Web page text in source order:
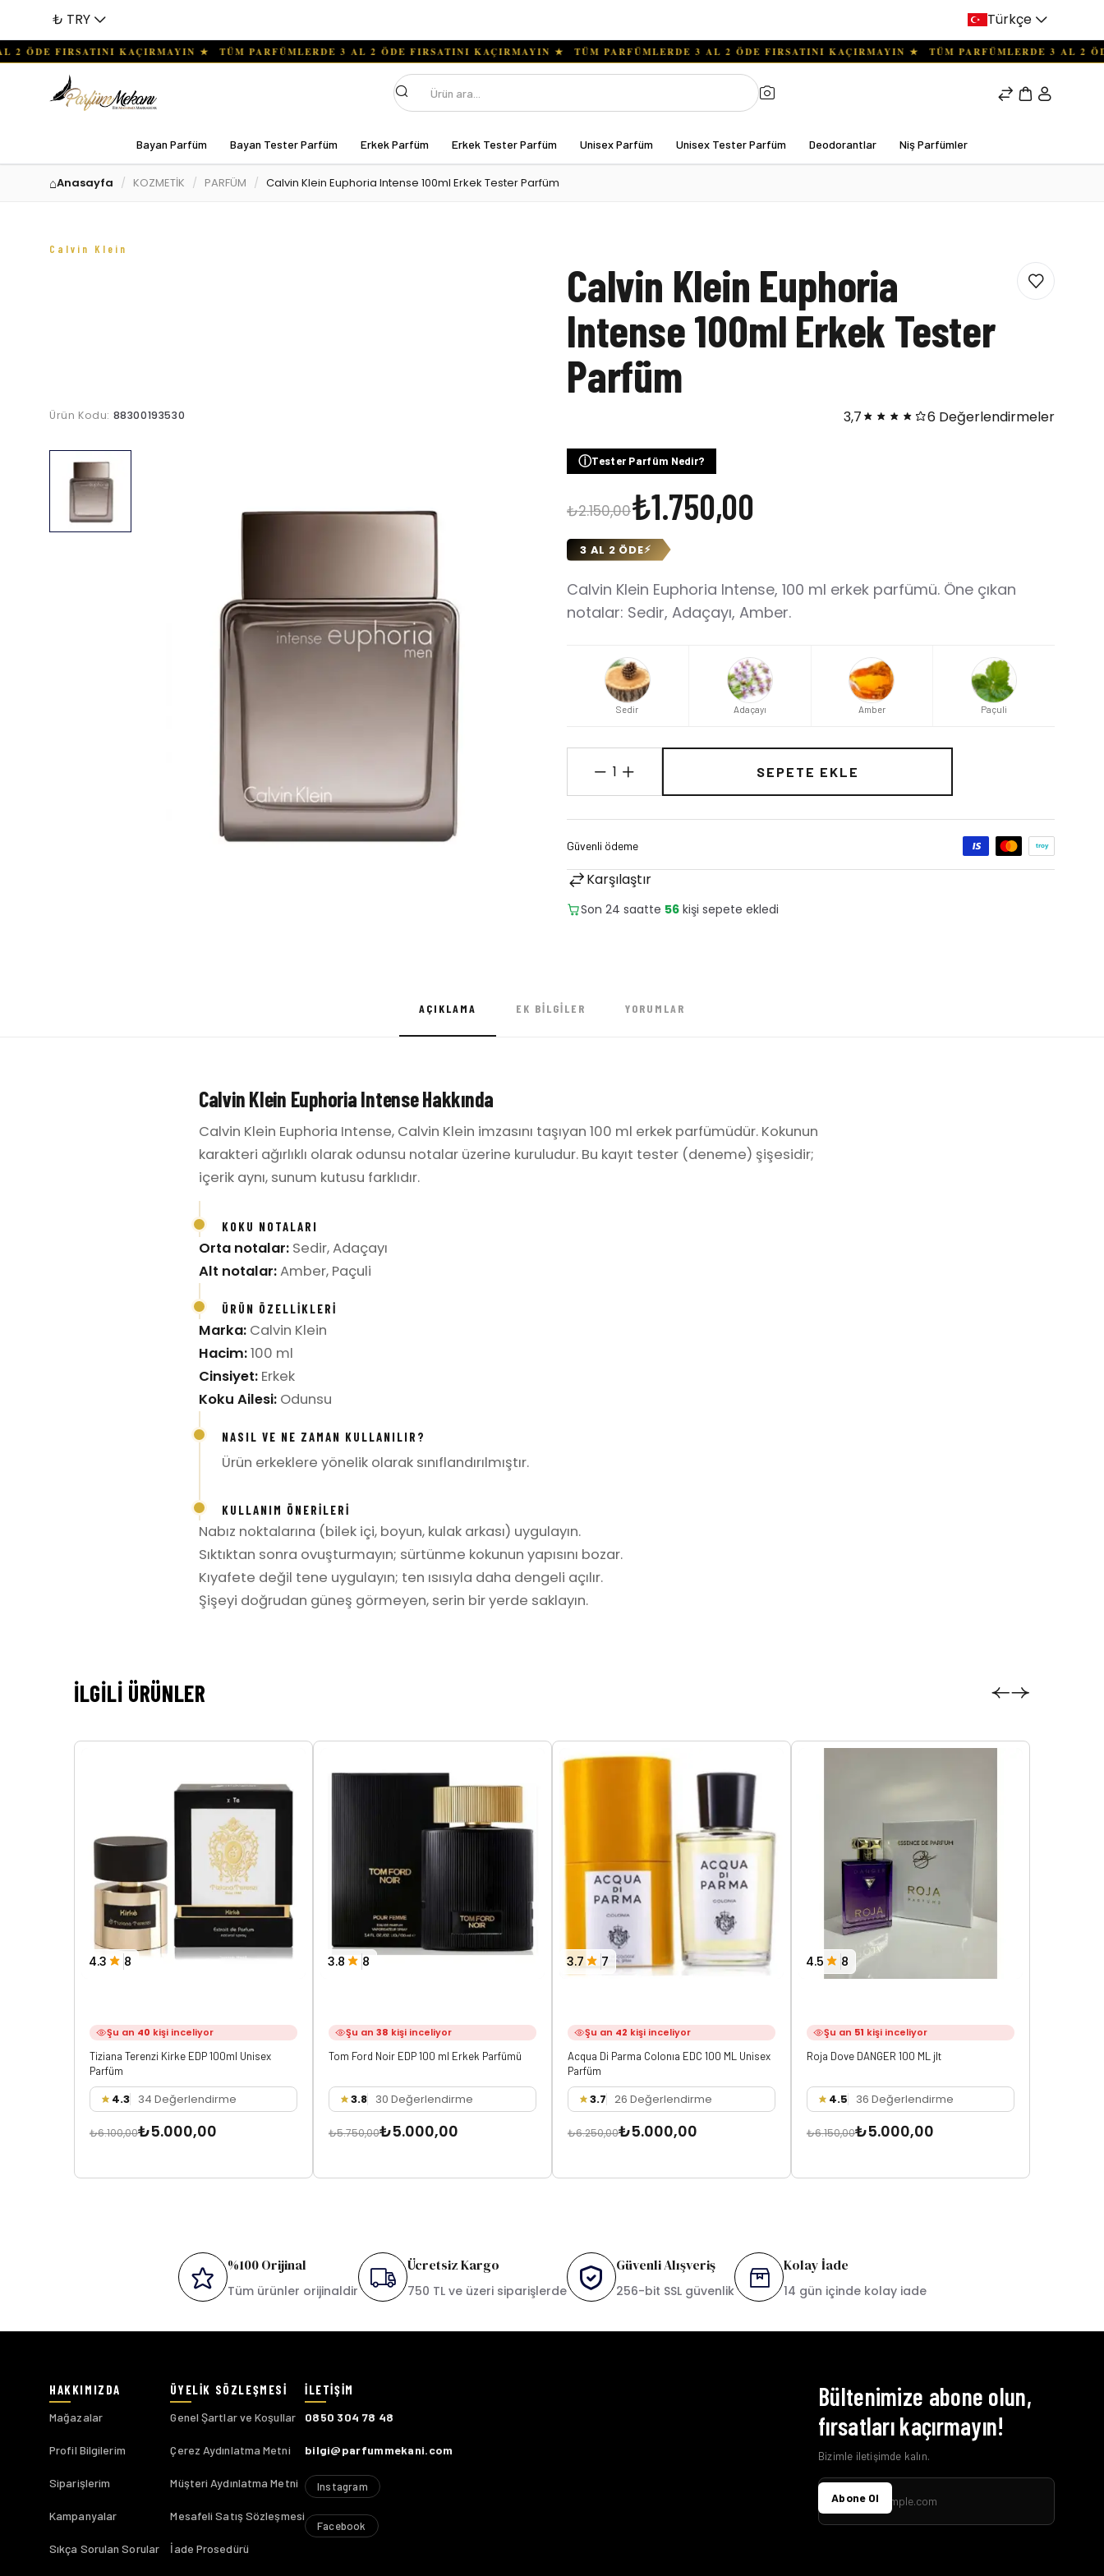
₺ TRY Türkçe
Bayan Parfüm Bayan Tester Parfüm Erkek Parfüm Erkek Tester Parfüm Unisex Parfüm Unisex Tester Parfüm Deodorantlar Niş Parfümler
Ara
Anasayfa KOZMETİK PARFÜM Calvin Klein Euphoria Intense 100ml Erkek Tester Parfüm
Calvin Klein
Calvin Klein Euphoria
Intense 100ml Erkek Tester
Parfüm
Ürün Kodu: 88300193530 3,7 6 Değerlendirmeler
Son 24 saatte 32 adet satıldı
ⓘTester Parfüm Nedir?
₺2.150,00₺1.750,00
3 AL 2 ÖDE⚡
Calvin Klein Euphoria Intense, 100 ml erkek parfümü. Öne çıkan
notalar: Sedir, Adaçayı, Amber.
Sedir Adaçayı Amber Paçuli
1 SEPETE EKLE
Karşılaştır
AÇIKLAMA EK BILGILER YORUMLAR
Calvin Klein Euphoria Intense Hakkında
Calvin Klein Euphoria Intense, Calvin Klein imzasını taşıyan 100 ml erkek parfümüdür. Kokunun
karakteri ağırlıklı olarak odunsu notalar üzerine kuruludur. Bu kayıt tester (deneme) şişesidir;
içerik aynı, sunum kutusu farklıdır.
KOKU NOTALARI
Orta notalar: Sedir, Adaçayı
Alt notalar:Amber, Paçuli
ÜRÜN ÖZELLIKLERI
Marka: Calvin Klein
Hacim:100 ml
Cinsiyet: Erkek
Koku Ailesi: Odunsu
NASIL VE NE ZAMAN KULLANILIR?
Ürün erkeklere yönelik olarak sınıflandırılmıştır.
KULLANIM ÖNERILERI
Nabız noktalarına (bilek içi, boyun, kulak arkası) uygulayın.
Sıktıktan sonra ovuşturmayın; sürtünme kokunun yapısını bozar.
Kıyafete değil tene uygulayın; ten ısısıyla daha dengeli açılır.
Şişeyi doğrudan güneş görmeyen, serin bir yerde saklayın.
İLGILI ÜRÜNLER
4.3 8
Şu an 40 kişi inceliyor
Tiziana Terenzi Kirke EDP 100ml Unisex
Parfüm
4.3 34 Değerlendirme
₺6.100,00₺5.000,00
3.8 8
Şu an 38 kişi inceliyor
Tom Ford Noir EDP 100 ml Erkek Parfümü
3.8 30 Değerlendirme
₺5.750,00₺5.000,00
3.7 7
Şu an 42 kişi inceliyor
Acqua Di Parma Colonıa EDC 100 ML Unisex
Parfüm
3.7 26 Değerlendirme
₺6.250,00₺5.000,00
4.5 8
Şu an 51 kişi inceliyor
Roja Dove DANGER 100 ML jlt
4.5 36 Değerlendirme
₺6.150,00₺5.000,00
%100 Orijinal
Tüm ürünler orijinaldir
Ücretsiz Kargo
750 TL ve üzeri siparişlerde
Güvenli Alışveriş
256-bit SSL güvenlik
Kolay İade
14 gün içinde kolay iade
Mağazalar
Profil Bilgilerim
Siparişlerim
Kampanyalar
Sıkça Sorulan Sorular
Genel Şartlar ve Koşullar
Çerez Aydınlatma Metni
Müşteri Aydınlatma Metni
Mesafeli Satış Sözleşmesi
İade Prosedürü
0850 304 78 48
bilgi@parfummekani.com
Instagram
Facebook
Bültenimize abone olun,
fırsatları kaçırmayın!
Bizimle iletişimde kalın.
Abone Ol